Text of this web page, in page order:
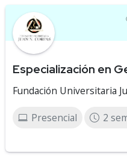
Especialización en
Fundación Universitaria
Presencial 2